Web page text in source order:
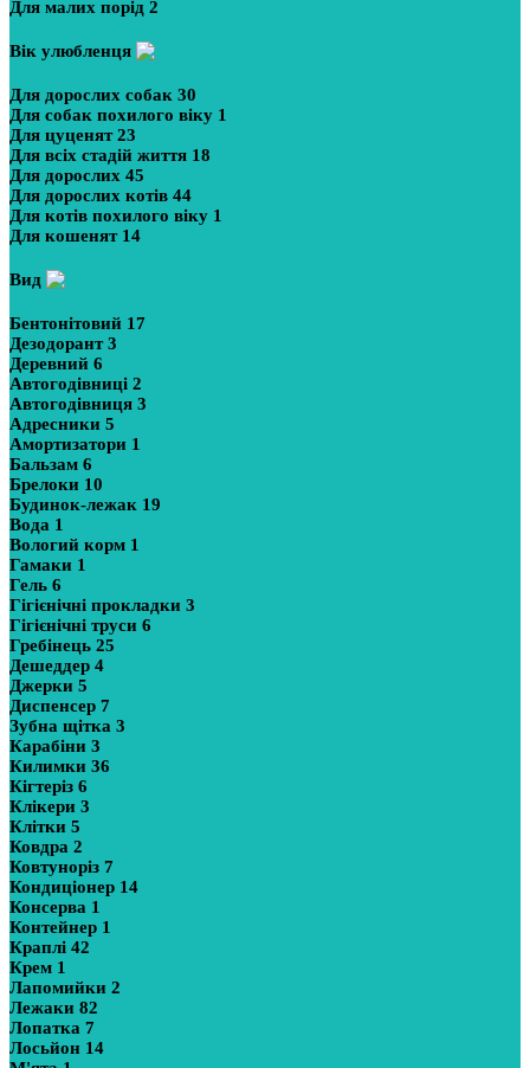
Для малих порід 2
Вік улюбленця
Для дорослих собак 30
Для собак похилого віку 1
Для цуценят23
Для всіх стадій життя 18
Для дорослих 45
Для дорослих котів 44
Для котів похилого віку 1
Для кошенят 14
Вид
Бентонітовий 17
Дезодорант3
Деревний 6
Автогодівниці 2
Автогодівниця 3
Адресники 5
Амортизатори 1
Бальзам 6
Брелоки 10
Будинок-лежак 19
Вода 1
Вологий корм 1
Гамаки 1
Гель 6
Гігієнічні прокладки 3
Гігієнічні труси 6
Гребінець 25
Дешеддер 4
Джерки 5
Диспенсер 7
Зубна щітка 3
Карабіни 3
Килимки 36
Кігтеріз 6
Клікери 3
Клітки 5
Ковдра 2
Ковтуноріз 7
Кондиціонер 14
Консерва 1
Контейнер 1
Краплі 42
Крем 1
Лапомийки 2
Лежаки 82
Лопатка 7
Лосьйон 14